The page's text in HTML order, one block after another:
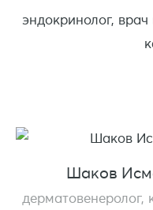
эндокринолог,
Шаков
дерматовенеролог,